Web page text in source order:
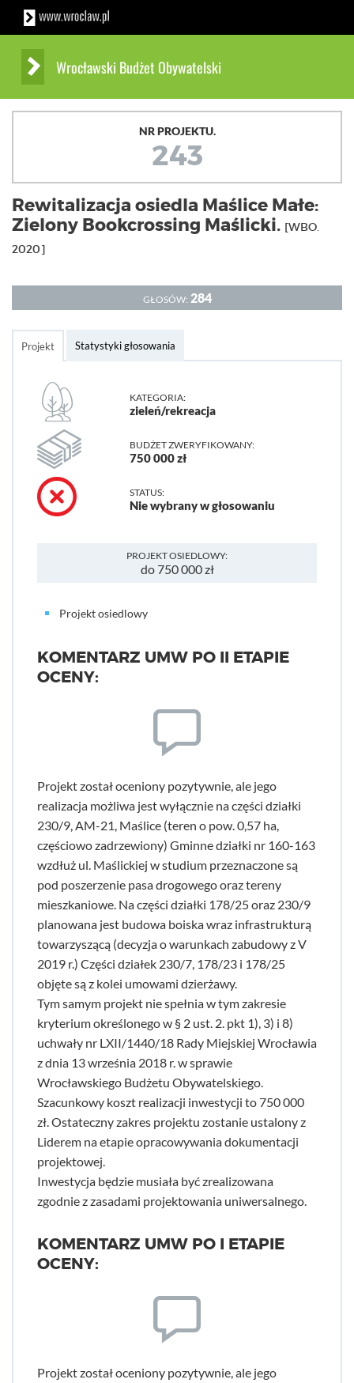
Wrocławski Budżet Obywatelski
NR PROJEKTU.
243
Rewitalizacja osiedla Maślice Małe:
Zielony Bookcrossing Maślicki. [WBO.
2020]
GŁOSÓW: 284
Projekt Statystyki głosowania
KATEGORIA:
zieleń/rekreacja
BUDŻET ZWERYFIKOWANY:
750 000 zł
STATUS:
Nie wybrany w głosowaniu
PROJEKT OSIEDLOWY:
do 750 000 zł
Projekt osiedlowy
KOMENTARZ UMW PO II ETAPIE
OCENY:
Projekt został oceniony pozytywnie, ale jego
realizacja możliwa jest wyłącznie na części działki
230/9, AM-21, Maślice (teren o pow. 0,57 ha,
częściowo zadrzewiony) Gminne działki nr 160-163
wzdłuż ul. Maślickiej w studium przeznaczone są
pod poszerzenie pasa drogowego oraz tereny
mieszkaniowe. Na części działki 178/25 oraz 230/9
planowana jest budowa boiska wraz infrastrukturą
towarzyszącą (decyzja o warunkach zabudowy z V
2019 r.) Części działek 230/7, 178/23 i 178/25
objęte są z kolei umowami dzierżawy.
Tym samym projekt nie spełnia w tym zakresie
kryterium określonego w § 2 ust. 2. pkt 1), 3) i 8)
uchwały nr LXII/1440/18 Rady Miejskiej Wrocławia
z dnia 13 września 2018 r. w sprawie
Wrocławskiego Budżetu Obywatelskiego.
Szacunkowy koszt realizacji inwestycji to 750 000
zł. Ostateczny zakres projektu zostanie ustalony z
Liderem na etapie opracowywania dokumentacji
projektowej.
Inwestycja będzie musiała być zrealizowana
zgodnie z zasadami projektowania uniwersalnego.
KOMENTARZ UMW PO I ETAPIE
OCENY:
Projekt został oceniony pozytywnie, ale jego